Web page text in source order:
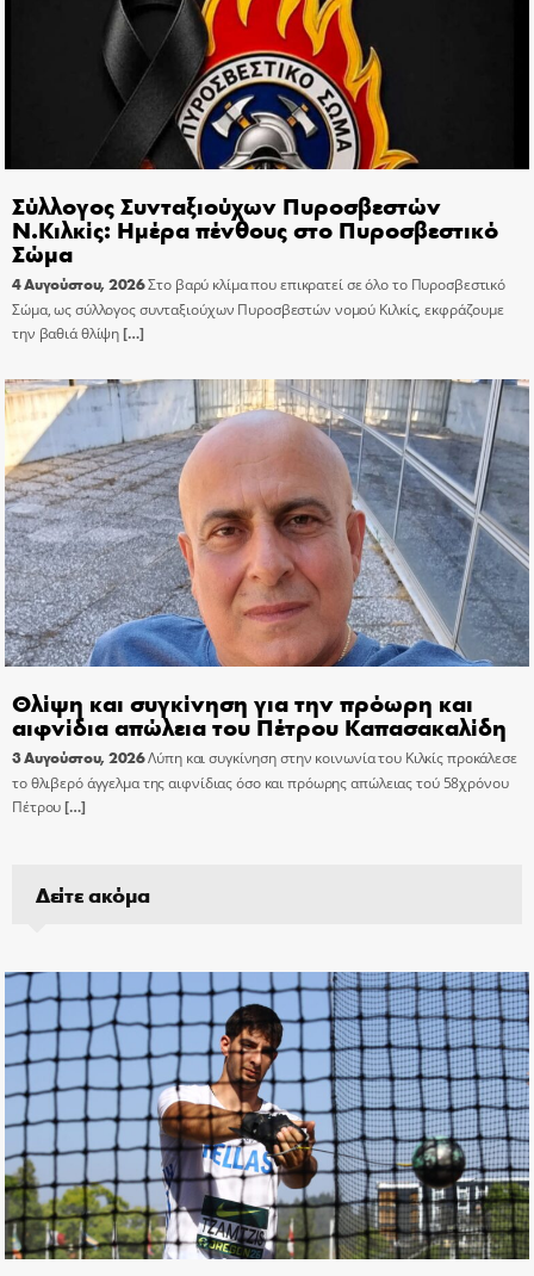
Σύλλογος Συνταξιούχων Πυροσβεστών
Ν.Κιλκίς: Ημέρα πένθους στο Πυροσβεστικό
Σώμα
4 Αυγούστου, 2026Στο βαρύ κλίμα που επικρατεί σε όλο το Πυροσβεστικό
Σώμα, ως σύλλογος συνταξιούχων Πυροσβεστών νομού Κιλκίς, εκφράζουμε
την βαθιά θλίψη[…]
Θλίψη και συγκίνηση για την πρόωρη και
αιφνίδια απώλεια του Πέτρου Καπασακαλίδη
3 Αυγούστου, 2026Λύπη και συγκίνηση στην κοινωνία του Κιλκίς προκάλεσε
το θλιβερό άγγελμα της αιφνίδιας όσο και πρόωρης απώλειας τού 58χρόνου
Πέτρου[…]
Δείτε ακόμα